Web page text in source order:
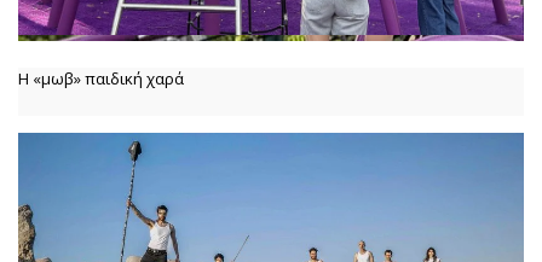
Η «μωβ» παιδική χαρά